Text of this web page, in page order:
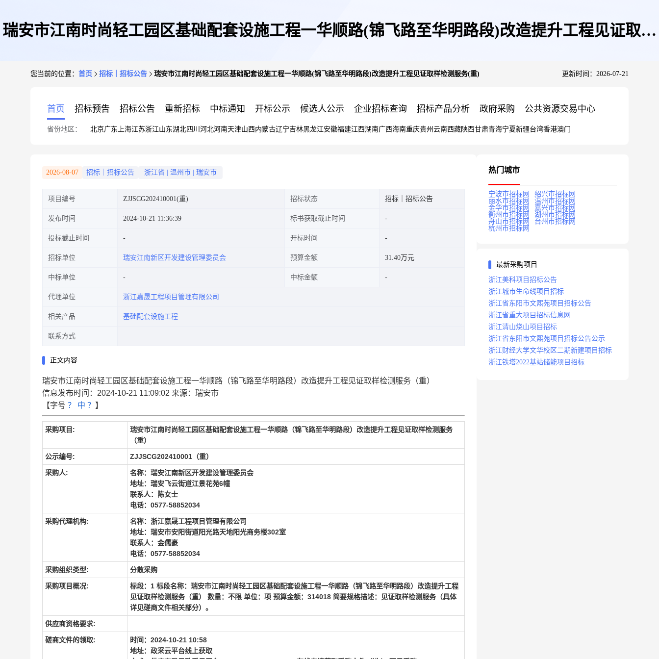
瑞安市江南时尚轻工园区基础配套设施工程一华顺路(锦飞路至华明路段)改造提升工程见证取样
您当前的位置： 首页 招标｜招标公告 瑞安市江南时尚轻工园区基础配套设施工程一华顺路(锦飞路至华明路段)改造提升工程见证取样检测服务(重) 更新时间：2026-07-21
首页 招标预告 招标公告 重新招标 中标通知 开标公示 候选人公示 企业招标查询 招标产品分析 政府采购 公共资源交易中心
省份地区： 北京广东 上海江苏浙江山东湖北四川 河北河南天津山西内蒙古辽宁吉林黑龙江安徽福建江西湖南广西海南重庆贵州 云南西藏陕西甘肃青海宁夏新疆台湾香港澳门
2026-08-07 招标｜招标公告 浙江省 温州市 瑞安市
项目编号 ZJJSCG202410001(重) 招标状态 招标｜招标公告
发布时间 2024-10-21 11:36:39 标书获取截止时间
投标截止时间 开标时间
招标单位 瑞安江南新区开发建设管理委员会 预算金额 31.40万元
中标单位 中标金额
代理单位 浙江嘉晟工程项目管理有限公司
相关产品 基础配套设施工程
联系方式
正文内容
瑞安市江南时尚轻工园区基础配套设施工程一华顺路（锦飞路至华明路段）改造提升工程见证取样检测服务（重）
信息发布时间：2024-10-21 11:09:02 来源： 瑞安市
【字号 ？ 中 ？ 】
采购项目:
瑞安市江南时尚轻工园区基础配套设施工程一华顺路（锦飞路至华明路段）改造提升工程见证取样检测服务
（重）
公示编号: ZJJSCG202410001（重）
采购人:
名称：瑞安江南新区开发建设管理委员会
地址：瑞安飞云街道江景花苑6幢
联系人：陈女士
电话：0577-58852034
采购代理机构:
名称：浙江嘉晟工程项目管理有限公司
地址：瑞安市安阳街道阳光路天地阳光商务楼302室
联系人：金儒豪
电话：0577-58852034
采购组织类型: 分散采购
采购项目概况:
标段：1 标段名称：瑞安市江南时尚轻工园区基础配套设施工程一华顺路（锦飞路至华明路段）改造提升工程
见证取样检测服务（重） 数量：不限 单位：项 预算金额：314018 简要规格描述：见证取样检测服务（具体
详见磋商文件相关部分）。
供应商资格要求:
磋商文件的领取:
时间：2024-10-21 10:58
地址：政采云平台线上获取
热门城市
宁波市招标网
绍兴市招标网
丽水市招标网
温州市招标网
金华市招标网
嘉兴市招标网
衢州市招标网
湖州市招标网
舟山市招标网
台州市招标网
杭州市招标网
最新采购项目
浙江美科项目招标公告
浙江城市生命线项目招标
浙江省东阳市文熙苑项目招标公告
浙江省重大项目招标信息网
浙江清山烧山项目招标
浙江省东阳市文熙苑项目招标公告公示
浙江财经大学文华校区二期新建项目招标
浙江铁塔2022基站储能项目招标